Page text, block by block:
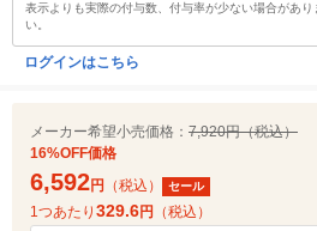
表示よりも実際の付与数、付与率が少ない場合があ
い。
ログインはこちら
メーカー希望小売価格： 7,920円（税込）
16%OFF価格
6,592円 （税込） セール
1つあたり 329.6円 （税込）